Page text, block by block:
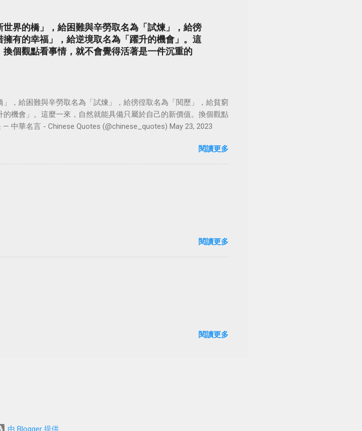
界的橋」，給困難與辛勞取名為「試煉」，給徬
有的幸福」，給逆境取名為「躍升的機會」。這
個觀點看事情，就不會覺得活著是一件沉重的
，給困難與辛勞取名為「試煉」，給徬徨取名為「閱歷」，給貧窮
機會」。這麼一來，自然就能具備只屬於自己的新價值。換個觀點
中華名言 - Chinese Quotes (@chinese_quotes) May 23, 2023
閱讀更多
閱讀更多
閱讀更多
由 Blogger 提供